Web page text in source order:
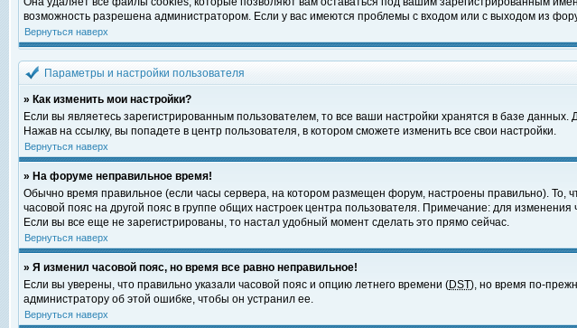
возможность разрешена администратором. Если у вас имеются проблемы с входом или с выходом из
Вернуться наверх
Параметры и настройки пользователя
» Как изменить мои настройки?
Если вы являетесь зарегистрированным пользователем, то все ваши настройки хранятся в базе
Нажав на ссылку, вы попадете в центр пользователя, в котором сможете изменить все свои настройки.
Вернуться наверх
» На форуме неправильное время!
Обычно время правильное (если часы сервера, на котором размещен форум, настроены правильно).
часовой пояс на другой пояс в группе общих настроек центра пользователя. Примечание: для
Если вы все еще не зарегистрированы, то настал удобный момент сделать это прямо сейчас.
Вернуться наверх
» Я изменил часовой пояс, но время все равно неправильное!
Если вы уверены, что правильно указали часовой пояс и опцию летнего времени (DST), но время по-
администратору об этой ошибке, чтобы он устранил ее.
Вернуться наверх